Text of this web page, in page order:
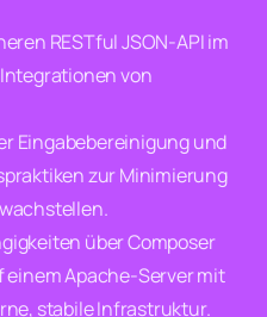
RESTful JSON-API im
von
Eingabebereinigung und
zur Minimierung
über Composer
Apache-Server mit
stabile Infrastruktur.